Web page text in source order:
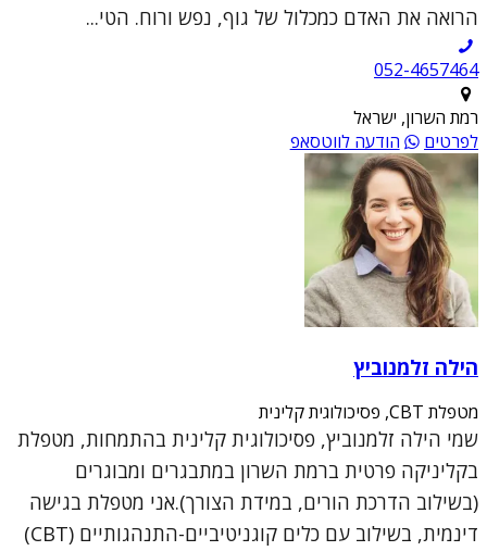
הרואה את האדם כמכלול של גוף, נפש ורוח. הטי...
052-4657464
רמת השרון, ישראל
לפרטים
הודעה לווטסאפ
הילה זלמנוביץ
מטפלת CBT, פסיכולוגית קלינית
שמי הילה זלמנוביץ, פסיכולוגית קלינית בהתמחות, מטפלת
בקליניקה פרטית ברמת השרון במתבגרים ומבוגרים
(בשילוב הדרכת הורים, במידת הצורך).אני מטפלת בגישה
דינמית, בשילוב עם כלים קוגניטיביים-התנהגותיים (CBT)